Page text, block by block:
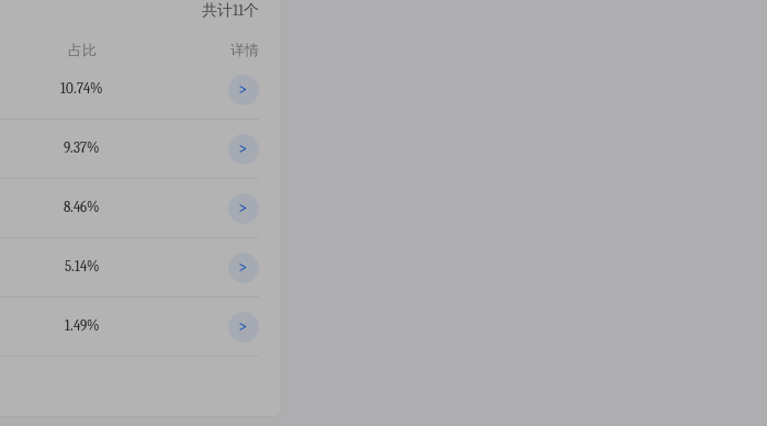
共计11个
占比 详情
10.74% >
9.37% >
8.46% >
5.14% >
1.49% >